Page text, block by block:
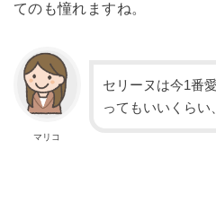
てのも憧れますね。
マリコ
セリーヌは今1番
ってもいいくらい